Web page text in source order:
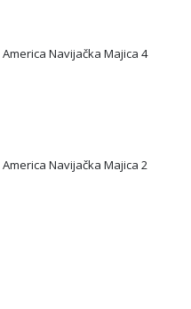
Navijačka Majica 4
Navijačka Majica 2